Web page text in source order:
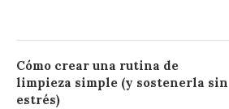
Cómo crear una rutina de
limpieza simple (y sostenerla sin
estrés)